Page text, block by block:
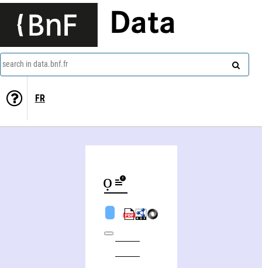
Data
search in data.bnf.fr
FR
Bình Vọng Lê